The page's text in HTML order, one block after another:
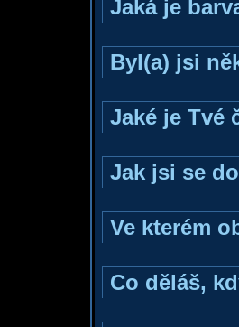
Jaká je
Byl(a) jsi
Jaké je Tvé
Jak jsi se
Ve kterém
Co děláš,